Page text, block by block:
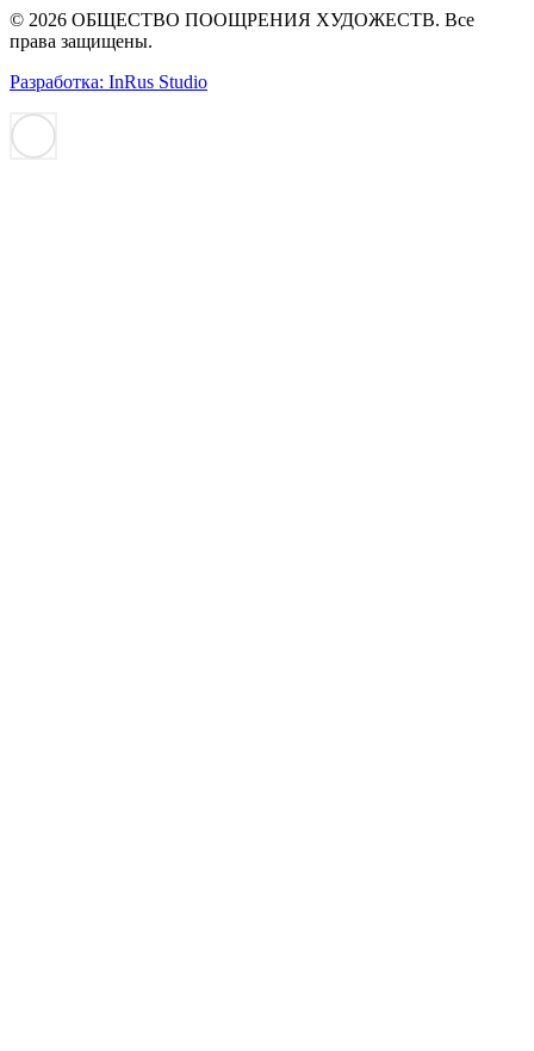
© 2026 ОБЩЕСТВО ПООЩРЕНИЯ ХУДОЖЕСТВ. Все
права защищены.
Разработка: InRus Studio